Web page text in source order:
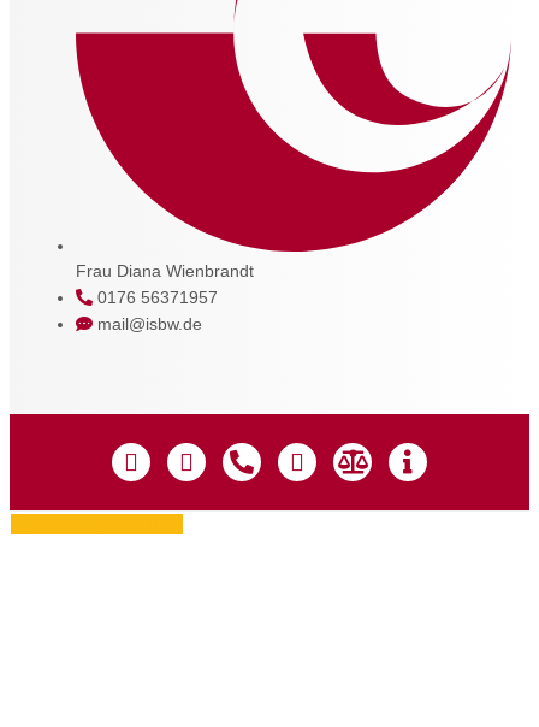
Frau Diana Wienbrandt
0176 56371957
mail@isbw.de